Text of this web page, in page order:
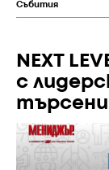
Събития
NEXT
с